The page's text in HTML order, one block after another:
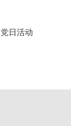
日活动